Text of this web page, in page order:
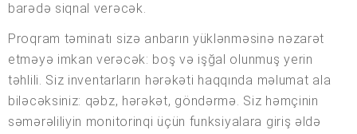
barədə siqnal verəcək.
Proqram təminatı sizə anbarın yüklənməsinə nəzarət
etməyə imkan verəcək: boş və işğal olunmuş yerin
təhlili. Siz inventarların hərəkəti haqqında məlumat ala
biləcəksiniz: qəbz, hərəkət, göndərmə. Siz həmçinin
səmərəliliyin monitorinqi üçün funksiyalara giriş əldə